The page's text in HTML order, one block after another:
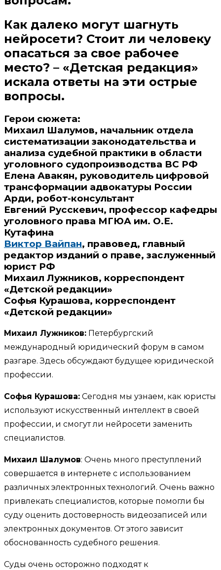
Как далеко могут шагнуть
нейросети? Стоит ли человеку
опасаться за свое рабочее
место? – «Детская редакция»
искала ответы на эти острые
вопросы.
Герои сюжета:
Михаил Шалумов, начальник отдела
систематизации законодательства и
анализа судебной практики в области
уголовного судопроизводства ВС РФ
Елена Авакян, руководитель цифровой
трансформации адвокатуры России
Арди, робот-консультант
Евгений Русскевич, профессор кафедры
уголовного права МГЮА им. О.Е.
Кутафина
Виктор Вайпан, правовед, главный
редактор изданий о праве, заслуженный
юрист РФ
Михаил Лужников, корреспондент
«Детской редакции»
Софья Курашова, корреспондент
«Детской редакции»
Михаил Лужников: Петербургский
международный юридический форум в самом
разгаре. Здесь обсуждают будущее юридической
профессии.
Софья Курашова: Сегодня мы узнаем, как юристы
используют искусственный интеллект в своей
профессии, и смогут ли нейросети заменить
специалистов.
Михаил Шалумов: Очень много преступлений
совершается в интернете с использованием
различных электронных технологий. Очень важно
привлекать специалистов, которые помогли бы
суду оценить достоверность видеозаписей или
электронных документов. От этого зависит
обоснованность судебного решения.
Суды очень осторожно подходят к